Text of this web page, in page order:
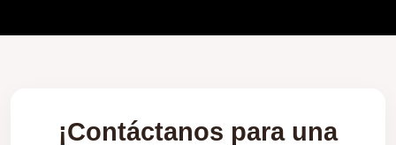
¡Contáctanos para una